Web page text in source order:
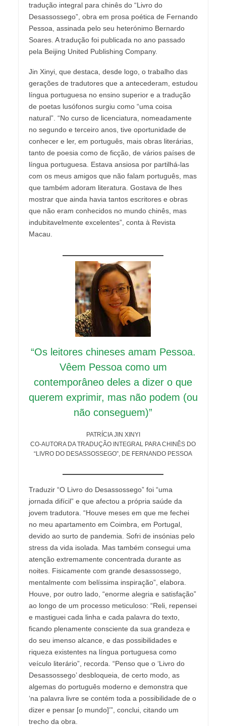
tradução integral para chinês do “Livro do
Desassossego”, obra em prosa poética de Fernando
Pessoa, assinada pelo seu heterónimo Bernardo
Soares. A tradução foi publicada no ano passado
pela Beijing United Publishing Company.
Jin Xinyi, que destaca, desde logo, o trabalho das
gerações de tradutores que a antecederam, estudou
língua portuguesa no ensino superior e a tradução
de poetas lusófonos surgiu como “uma coisa
natural”. “No curso de licenciatura, nomeadamente
no segundo e terceiro anos, tive oportunidade de
conhecer e ler, em português, mais obras literárias,
tanto de poesia como de ficção, de vários países de
língua portuguesa. Estava ansiosa por partilhá-las
com os meus amigos que não falam português, mas
que também adoram literatura. Gostava de lhes
mostrar que ainda havia tantos escritores e obras
que não eram conhecidos no mundo chinês, mas
indubitavelmente excelentes”, conta à Revista
Macau.
“Os leitores chineses amam Pessoa.
Vêem Pessoa como um
contemporâneo deles a dizer o que
querem exprimir, mas não podem (ou
não conseguem)”
PATRÍCIA JIN XINYI
CO-AUTORA DA TRADUÇÃO INTEGRAL PARA CHINÊS DO
“LIVRO DO DESASSOSSEGO”, DE FERNANDO PESSOA
Traduzir “O Livro do Desassossego” foi “uma
jornada difícil” e que afectou a própria saúde da
jovem tradutora. “Houve meses em que me fechei
no meu apartamento em Coimbra, em Portugal,
devido ao surto de pandemia. Sofri de insónias pelo
stress da vida isolada. Mas também consegui uma
atenção extremamente concentrada durante as
noites. Fisicamente com grande desassossego,
mentalmente com belíssima inspiração”, elabora.
Houve, por outro lado, “enorme alegria e satisfação”
ao longo de um processo meticuloso: “Reli, repensei
e mastiguei cada linha e cada palavra do texto,
ficando plenamente consciente da sua grandeza e
do seu imenso alcance, e das possibilidades e
riqueza existentes na língua portuguesa como
veículo literário”, recorda. “Penso que o ‘Livro do
Desassossego’ desbloqueia, de certo modo, as
algemas do português moderno e demonstra que
‘na palavra livre se contém toda a possibilidade de o
dizer e pensar [o mundo]’”, conclui, citando um
trecho da obra.